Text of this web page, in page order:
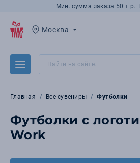
Мин. сумма заказа 50 т.р.
Москва
Главная Все сувениры Футболки
Футболки с
Work